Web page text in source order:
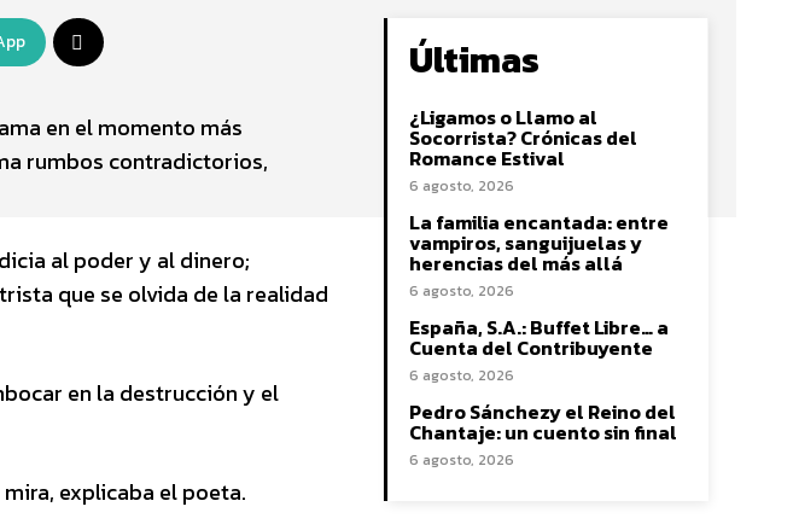
en el momento más
rumbos contradictorios,
al poder y al dinero;
que se olvida de la realidad
en la destrucción y el
explicaba el poeta.
Últimas
¿Ligamos o Llamo al
Socorrista? Crónicas del
Romance Estival
6 agosto, 2026
La familia encantada: entre
vampiros, sanguijuelas y
herencias del más allá
6 agosto, 2026
España, S.A.: Buffet Libre… a
Cuenta del Contribuyente
6 agosto, 2026
Pedro Sánchezy el Reino del
Chantaje: un cuento sin final
6 agosto, 2026